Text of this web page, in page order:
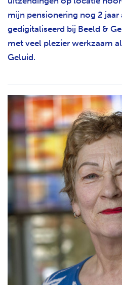
mijn pensionering nog 2
gedigitaliseerd bij Beeld &
met veel plezier werkzaam
Geluid.